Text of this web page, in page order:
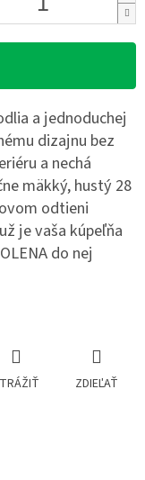
a jednoduchej
dizajnu bez
a nechá
mäkký, hustý 28
odtieni
je vaša kúpeľňa
do nej
ZDIEĽAŤ